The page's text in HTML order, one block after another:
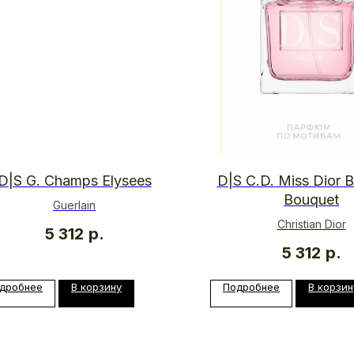
D|S G. Champs Elysees
Guerlain
5 312 р.
В корзину
D|S C.D. Miss Dior
Bouquet
Christian Dior
5 312 р.
Подробнее В